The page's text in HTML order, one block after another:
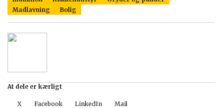
Madlavning
Bolig
At dele er kærligt
X Facebook LinkedIn Mail